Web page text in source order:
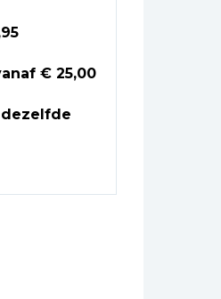
€ 25,00
dezelfde